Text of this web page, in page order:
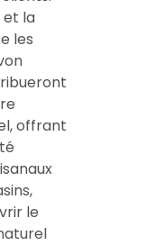
et la
les
offrant
le